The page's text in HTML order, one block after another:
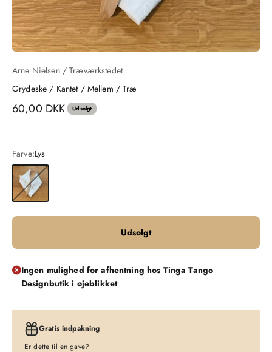
Arne Nielsen / Træværkstedet
Grydeske / Kantet / Mellem / Træ
Salgspris
60,00 DKK Udsolgt
Farve:Lys
Lys
Udsolgt
Ingen mulighed for afhentning hos Tinga Tango
Designbutik i øjeblikket
Gratis indpakning
Er dette til en gave?